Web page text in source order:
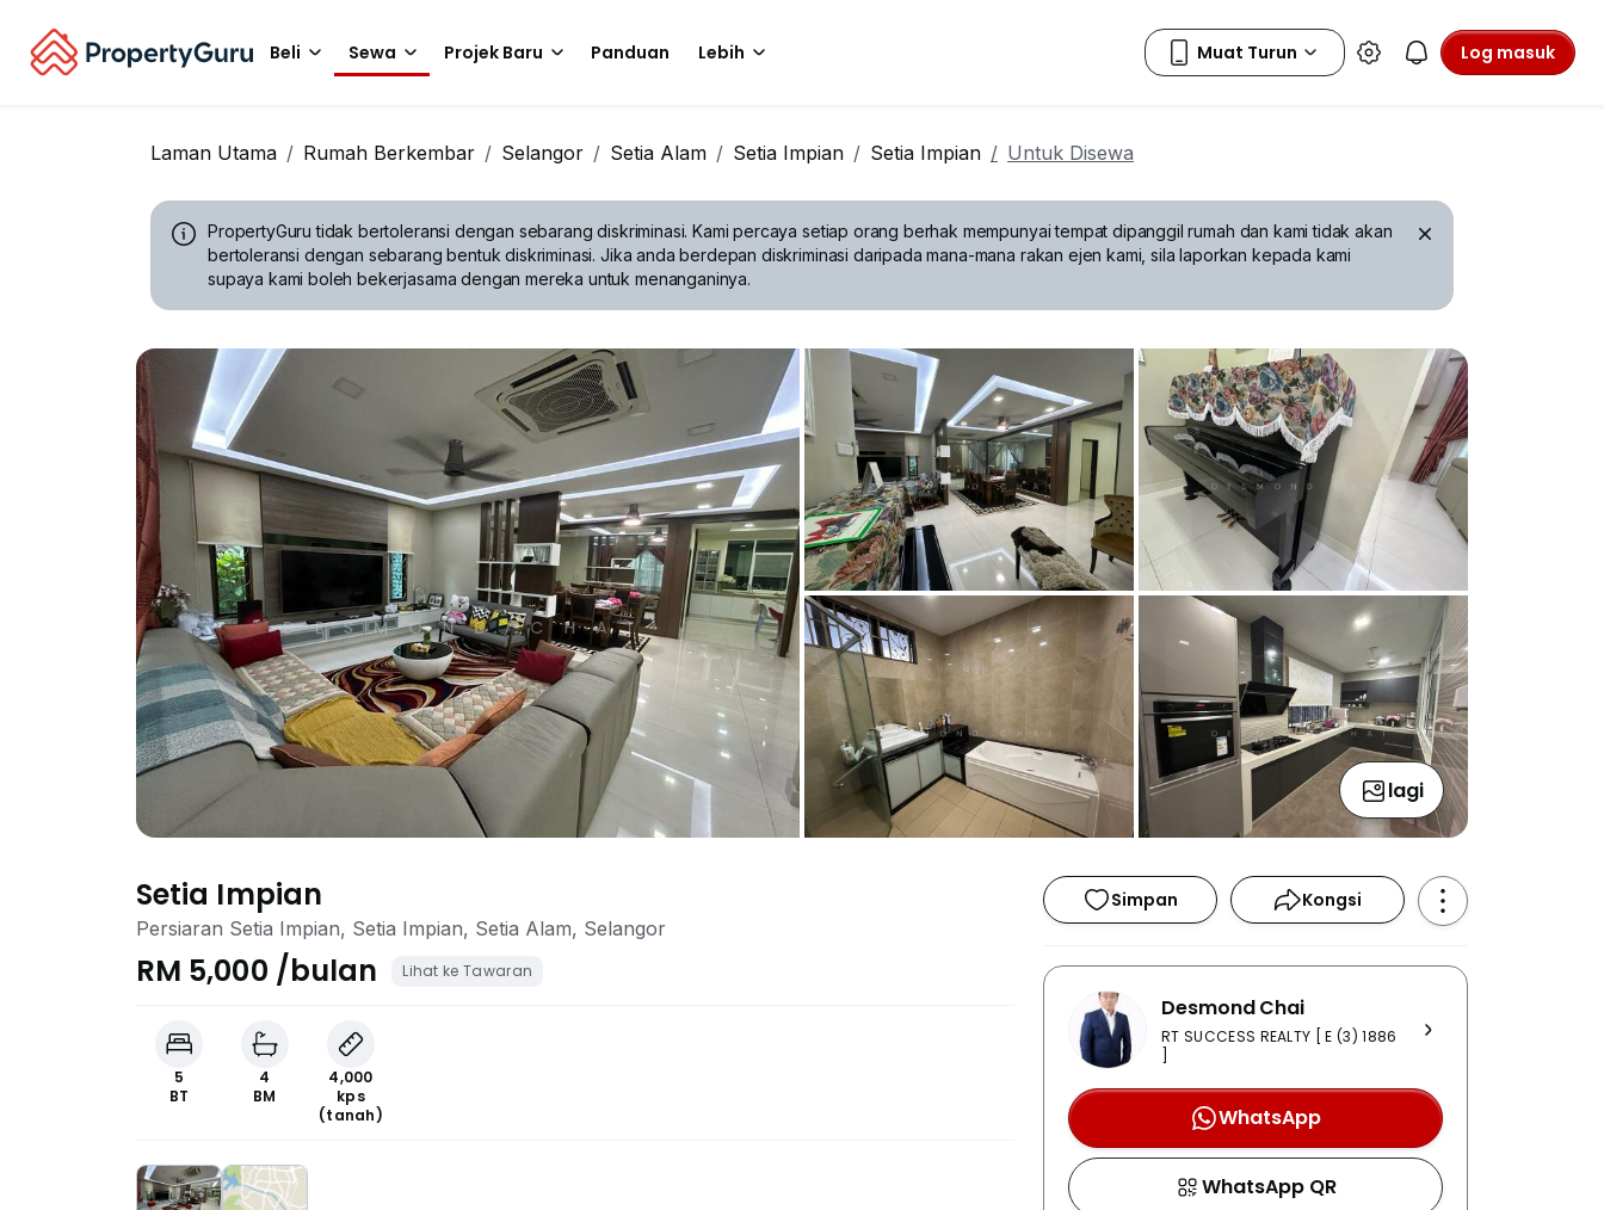
Beli Sewa Projek Baru Panduan Lebih Log masuk
Laman Utama Rumah Berkembar Selangor Setia Alam Setia Impian Setia Impian Untuk Disewa
PropertyGuru tidak bertoleransi dengan sebarang diskriminasi.Kami percaya setiap orang berhak mempunyai tempat dipanggil rumah dan kami tidak akan
bertoleransi dengan sebarang bentuk diskriminasi. Jika anda berdepan diskriminasi daripada mana-mana rakan ejen kami, sila laporkan kepada kami
supaya kami boleh bekerjasama dengan mereka untuk menanganinya.
lagi
Setia Impian
Persiaran Setia Impian, Setia Impian, Setia Alam, Selangor
RM 5,000 /bulan Lihat ke Tawaran
5
BT
4
BM
4,000
kps
(tanah)
Simpan Kongsi
Desmond Chai
RT SUCCESS REALTY [ E (3) 1886
WhatsApp
WhatsApp QR